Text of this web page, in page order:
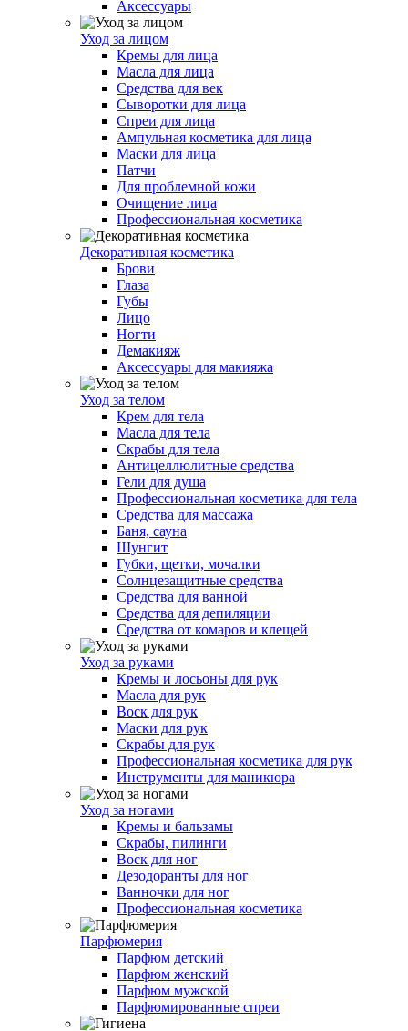
Аксессуары
Уход за лицом
Кремы для лица
Масла для лица
Средства для век
Сыворотки для лица
Спреи для лица
Ампульная косметика для лица
Маски для лица
Патчи
Для проблемной кожи
Очищение лица
Профессиональная косметика
Декоративная косметика
Брови
Глаза
Губы
Лицо
Ногти
Демакияж
Аксессуары для макияжа
Уход за телом
Крем для тела
Масла для тела
Скрабы для тела
Антицеллюлитные средства
Гели для душа
Профессиональная косметика для тела
Средства для массажа
Баня, сауна
Шунгит
Губки, щетки, мочалки
Солнцезащитные средства
Средства для ванной
Средства для депиляции
Средства от комаров и клещей
Уход за руками
Кремы и лосьоны для рук
Масла для рук
Воск для рук
Маски для рук
Скрабы для рук
Профессиональная косметика для рук
Инструменты для маникюра
Уход за ногами
Кремы и бальзамы
Скрабы, пилинги
Воск для ног
Дезодоранты для ног
Ванночки для ног
Профессиональная косметика
Парфюмерия
Парфюм детский
Парфюм женский
Парфюм мужской
Парфюмированные спреи